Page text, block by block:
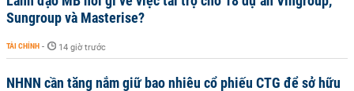
Sungroup và Masterise?
TÀI CHÍNH - 14 giờ trước
NHNN cần tăng nắm giữ bao nhiêu cổ phiếu CTG để sở hữu